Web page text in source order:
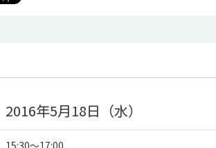
2016年5月18日（水）
15:30〜17:00